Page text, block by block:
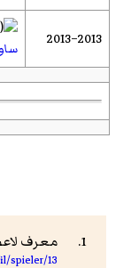
2013–2013
معرف
spieler/13